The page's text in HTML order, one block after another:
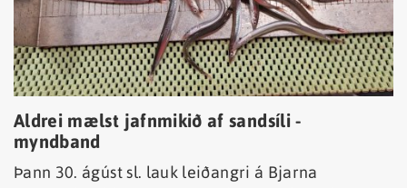
Aldrei mælst jafnmikið af sandsíli -
myndband
Þann 30. ágúst sl. lauk leiðangri á Bjarna